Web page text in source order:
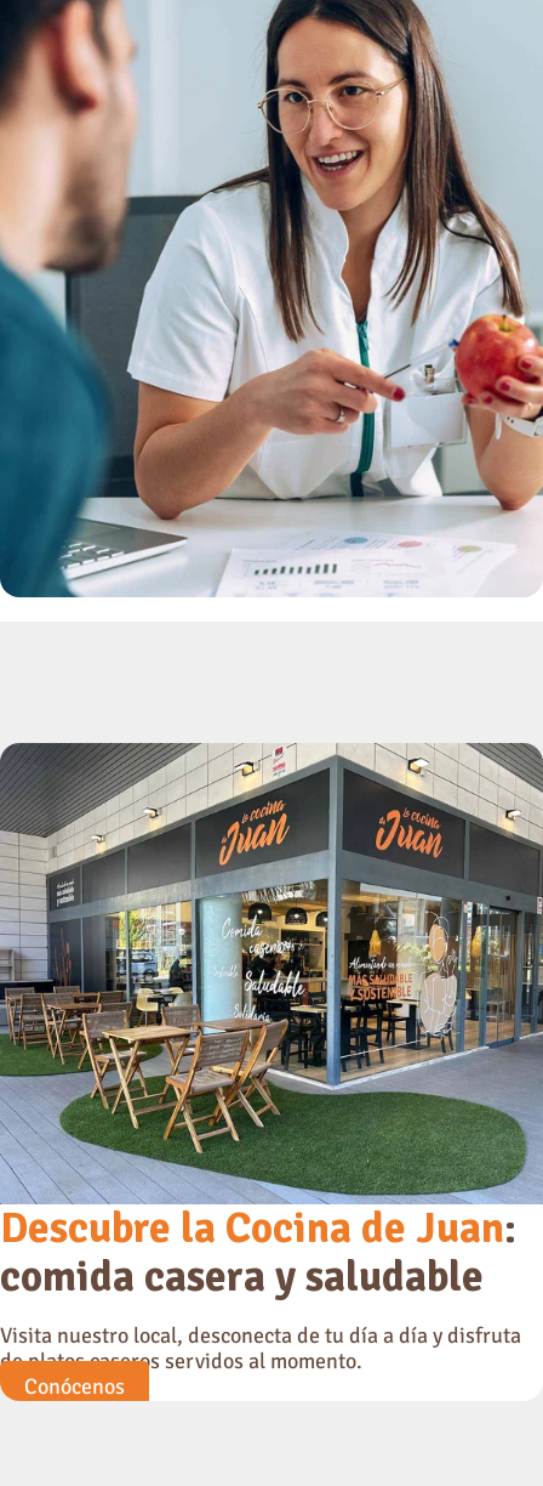
Descubre la Cocina de Juan:
comida casera y saludable
Visita nuestro local, desconecta de tu día a día y disfruta
de platos caseros servidos al momento.
Conócenos